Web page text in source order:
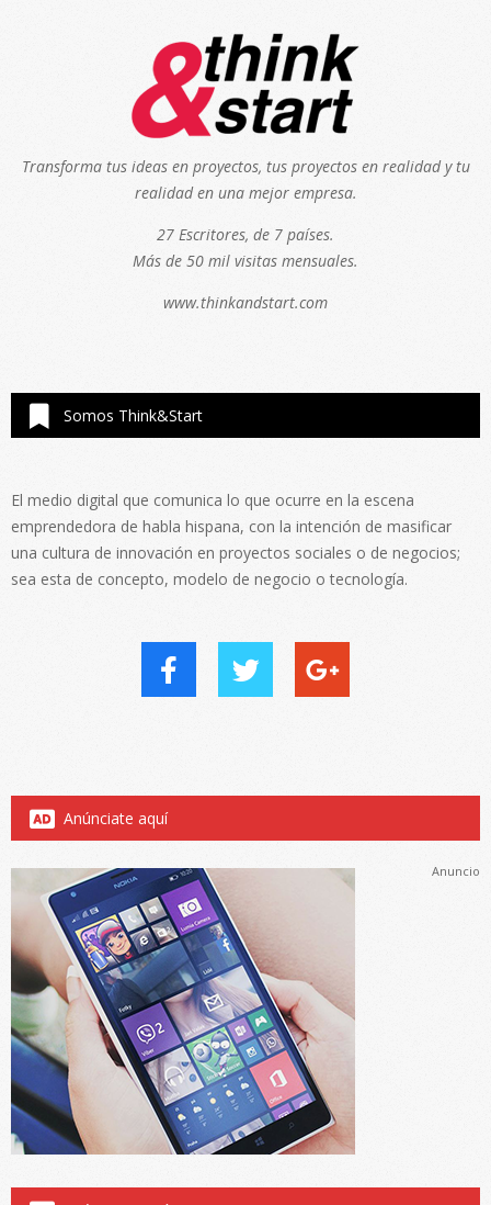
Transforma tus ideas en proyectos, tus proyectos en realidad y tu
realidad en una mejor empresa.
27 Escritores, de 7 países.
Más de 50 mil visitas mensuales.
www.thinkandstart.com
Somos Think&Start
El medio digital que comunica lo que ocurre en la escena
emprendedora de habla hispana, con la intención de masificar
una cultura de innovación en proyectos sociales o de negocios;
sea esta de concepto, modelo de negocio o tecnología.
Anúnciate aquí
Anuncio